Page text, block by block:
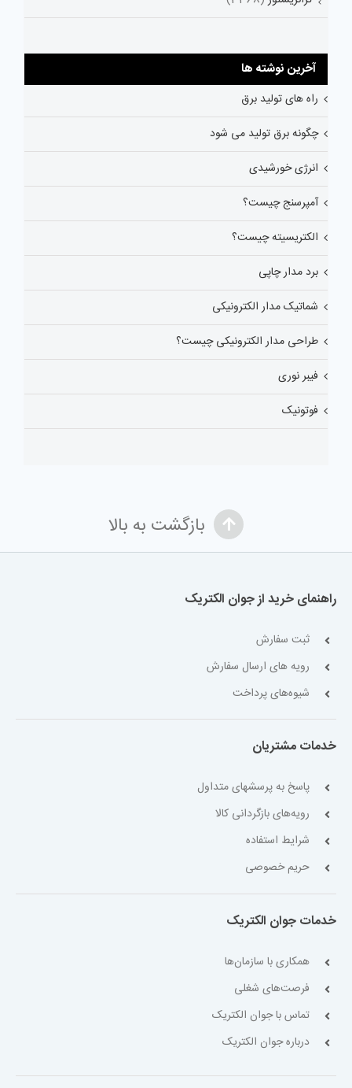
آخرین نوشته ها
راه های تولید برق
چگونه برق تولید می شود
انرژی خورشیدی
آمپرسنج چیست؟
الکتریسیته چیست؟
برد مدار چاپی
شماتیک مدار الکترونیکی
طراحی مدار الکترونیکی چیست؟
فیبر نوری
فوتونیک
بازگشت به بالا
راهنمای خرید از جوان الکتریک
ثبت سفارش
رویه های ارسال سفارش
شیوه‌های پرداخت
خدمات مشتریان
پاسخ به پرسشهای متداول
رویه‌های بازگردانی کالا
شرایط استفاده
حریم خصوصی
خدمات جوان الکتریک
همکاری با سازمان‌ها
فرصت‌های شغلی
تماس با جوان الکتریک
درباره جوان الکتریک